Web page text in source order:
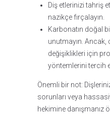
Diş etlerinizi tahriş
nazikçe fırçalayın.
Karbonatın doğal
unutmayın. Ancak,
değişiklikleri için
yöntemlerini tercih
Önemli bir not:
sorunları veya
hekimine danışmanız